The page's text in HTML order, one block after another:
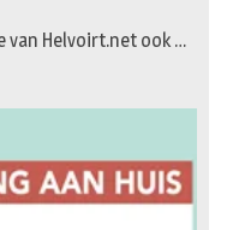
van Helvoirt.net ook …